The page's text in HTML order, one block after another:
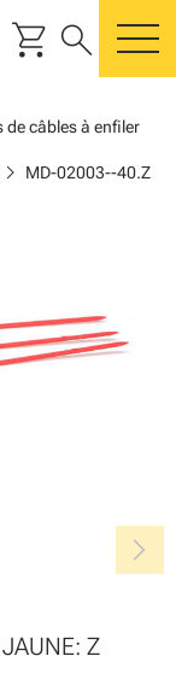
shopping_cart search
de câbles à enfiler
MD-02003--40.Z
chevron_right
Z